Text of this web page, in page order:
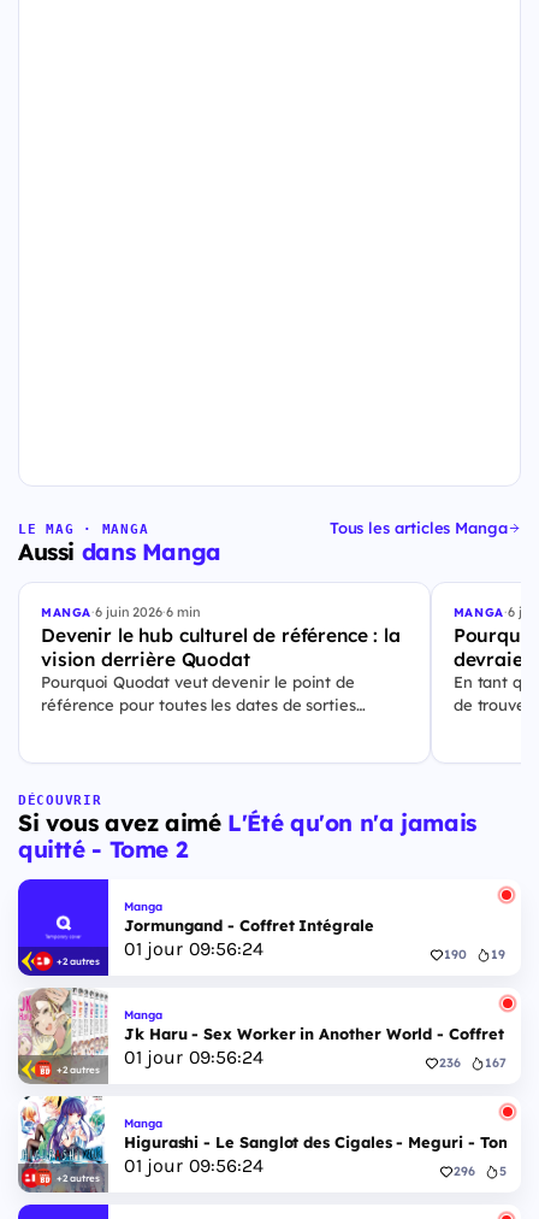
LE MAG · MANGA
Aussi dans Manga
Tous les articles Manga
MANGA·6 juin 2026·6 min
Devenir le hub culturel de référence : la
vision derrière Quodat
Pourquoi Quodat veut devenir le point de
référence pour toutes les dates de sorties
MANGA·6
En tant
de trouver
DÉCOUVRIR
Si vous avez aimé L'Été qu'on n'a jamais
quitté - Tome 2
+2 autres
Manga
Jormungand - Coffret Intégrale
01 jour 09:56:24 190 19
+2 autres
Manga
Jk Haru - Sex Worker in Another World - Coffret
01 jour 09:56:24 236 167
+2 autres
Manga
Higurashi - Le Sanglot des Cigales - Meguri - Tome 5
01 jour 09:56:24 296 5